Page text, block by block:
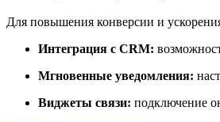
Для повышения конверсии и
Интеграция с CRM:
Мгновенные уведомления:
Виджеты связи: подключение